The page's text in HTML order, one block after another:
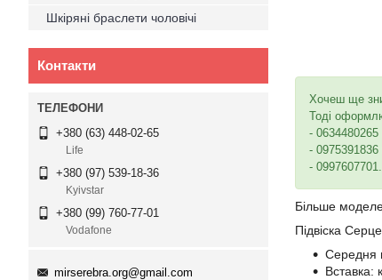
Хочеш ще
Тоді
- 0634480265
- 0975391836
- 0997607701.
Більше
Підвіска
Середня
Вставка:
Шкіряні браслети чоловічі
Контакти
+380 (63) 448-02-65
Life
+380 (97) 539-18-36
Kyivstar
+380 (99) 760-77-01
Vodafone
mirserebra.org@gmail.com